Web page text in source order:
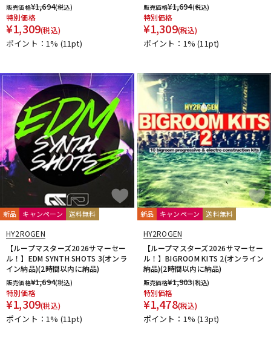
販売価格¥1,694(税込)
特別価格
¥1,309(税込)
ポイント：1% (11pt)
販売価格¥1,694(税込)
特別価格
¥1,309(税込)
ポイント：1%(11pt)
新品 キャンペーン 送料無料
HY2ROGEN
【ループマスターズ2026サマーセー
ル！】EDM SYNTH SHOTS 3(オンラ
イン納品)(2時間以内に納品)
販売価格¥1,694(税込)
特別価格
¥1,309(税込)
ポイント：1% (11pt)
新品 キャンペーン 送料無料
HY2ROGEN
【ループマスターズ2026サマーセー
ル！】BIGROOM KITS 2(オンライン
納品)(2時間以内に納品)
販売価格¥1,903(税込)
特別価格
¥1,478(税込)
ポイント：1%(13pt)